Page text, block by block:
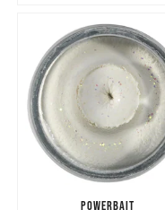
POWERBAIT